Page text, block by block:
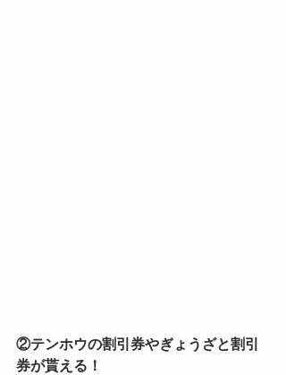
②テンホウの割引券やぎょうざと割引
券が貰える！